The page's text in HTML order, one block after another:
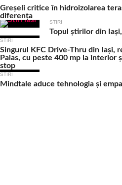
Greșeli critice în hidroizolarea
diferența
STIRI
Topul știrilor din
STIRI
Singurul KFC Drive-Thru din Iași,
Palas, cu peste 400 mp la interior
stop
STIRI
Mindtale aduce tehnologia și